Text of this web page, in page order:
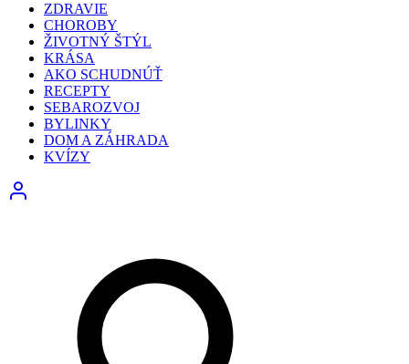
ZDRAVIE
CHOROBY
ŽIVOTNÝ ŠTÝL
KRÁSA
AKO SCHUDNÚŤ
RECEPTY
SEBAROZVOJ
BYLINKY
DOM A ZÁHRADA
KVÍZY